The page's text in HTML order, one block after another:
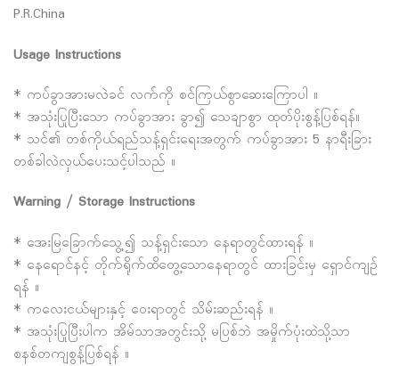
P.R.China
Usage Instructions
* ကပ်ခွာအားမလဲခင် လက်ကို စင်ကြယ်စွာဆေးကြောပါ ။
* အသုံးပြုပြီးသော ကပ်ခွာအား ခွာ၍ သေချာစွာ ထုတ်ပိုးစွန့်ပြစ်ရန်။
* သင်၏ တစ်ကိုယ်ရည်သန့်ရှင်းရေးအတွက် ကပ်ခွာအား 5 နာရီးခြား
တစ်ခါလဲလှယ်ပေးသင့်ပါသည် ။
Warning / Storage Instructions
* အေးမြခြောက်သွေ့၍ သန့်ရှင်းသော နေရာတွင်ထားရန် ။
* နေရောင်နင့် တိုက်ရိုက်ထိတွေ့သောနေရာတွင် ထားခြင်းမှ ရှောင်ကျဥ်
ရန် ။
* ကလေးငယ်များနှင့် ဝေးရာတွင် သိမ်းဆည်းရန် ။
* အသုံးပြုပြီးပါက အိမ်သာအတွင်းသို့ မပြစ်ဘဲ အမှိုက်ပုံးထဲသို့သာ
စနစ်တကျစွန့်ပြစ်ရန် ။